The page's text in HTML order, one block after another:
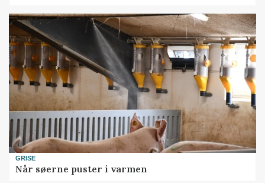
GRISE
Når søerne puster i varmen